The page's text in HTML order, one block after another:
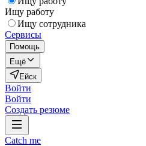
Ищу работу
Ищу сотрудника
Сервисы
Помощь
Ещё
Ейск
Войти
Войти
Создать резюме
Catch me